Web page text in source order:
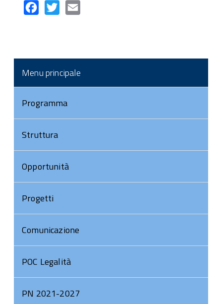
FacebookTwitter
Menu principale
Programma
Struttura
Opportunità
Progetti
Comunicazione
POC Legalità
PN 2021-2027